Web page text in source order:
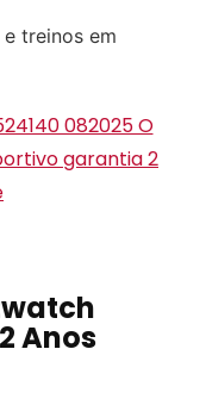
treinos em
Anos